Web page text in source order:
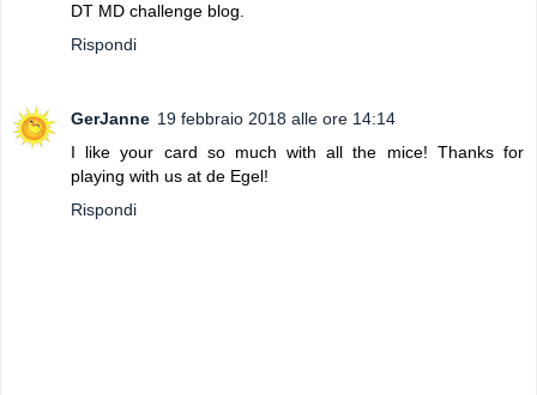
DT MD challenge blog.
Rispondi
GerJanne 19 febbraio 2018 alle ore 14:14
I like your card so much with all the mice! Thanks for
playing with us at de Egel!
Rispondi